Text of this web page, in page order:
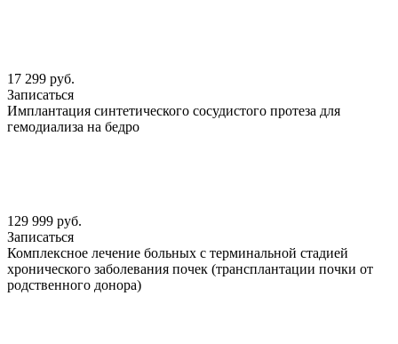
17 299 руб.
Записаться
Имплантация синтетического сосудистого протеза для
гемодиализа на бедро
129 999 руб.
Записаться
Комплексное лечение больных с терминальной стадией
хронического заболевания почек (трансплантации почки от
родственного донора)